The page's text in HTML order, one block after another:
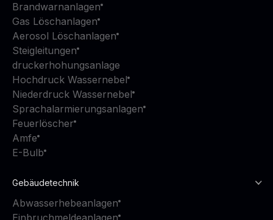
Brandwarnanlagen
Gas Löschanlagen
Aerosol Löschanlagen
Steigleitungen
druckerhohungsanlage
Hochdruck Wassernebel
Niederdruck Wassernebel
Sprachalarmierungsanlagen
Feuerlöscher
Amfe
E-Bulb
Gebäudetechnik
Abwasserhebeanlagen
Einbruchmeldeanlagen